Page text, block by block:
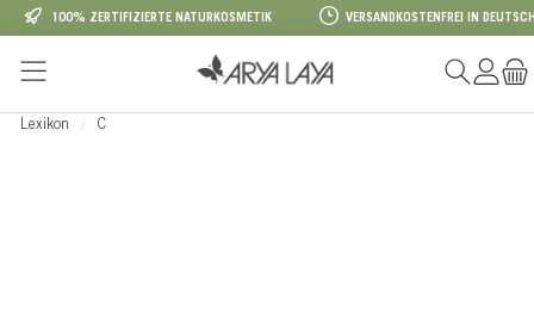
Zum Hauptinhalt springen
100% ZERTIFIZIERTE NATURKOSMETIK VERSANDKOSTENFREI IN
Lexikon C